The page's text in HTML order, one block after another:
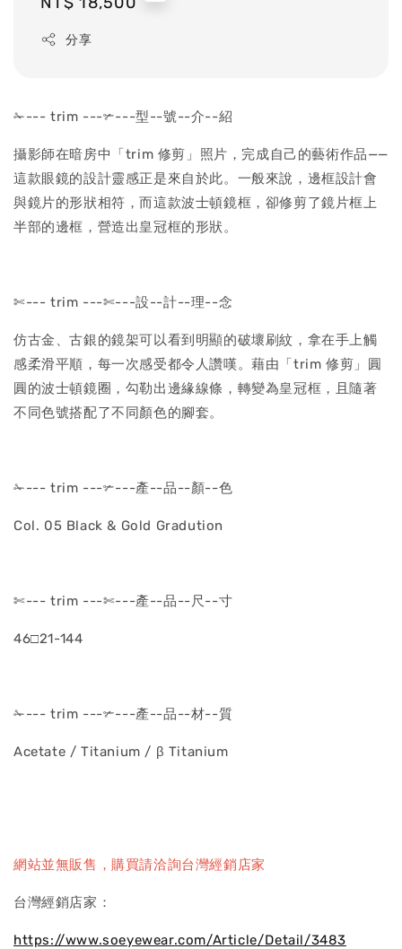
分享
✁--- trim ---✃---型--號--介--紹
攝影師在暗房中「trim 修剪」照片，完成自己的藝術作品——
這款眼鏡的設計靈感正是來自於此。一般來說，邊框設計會
與鏡片的形狀相符，而這款波士頓鏡框，卻修剪了鏡片框上
半部的邊框，營造出皇冠框的形狀。
✄--- trim ---✄---設--計--理--念
仿古金、古銀的鏡架可以看到明顯的破壞刷紋，拿在手上觸
感柔滑平順，每一次感受都令人讚嘆。藉由「trim 修剪」圓
圓的波士頓鏡圈，勾勒出邊緣線條，轉變為皇冠框，且隨著
不同色號搭配了不同顏色的腳套。
✁--- trim ---✃---產--品--顏--色
Col. 05 Black & Gold Gradution
✄--- trim ---✄---產--品--尺--寸
46□21-144
✁--- trim ---✃---產--品--材--質
Acetate / Titanium / β Titanium
網站並無販售，購買請洽詢台灣經銷店家
台灣經銷店家：
https://www.soeyewear.com/Article/Detail/3483